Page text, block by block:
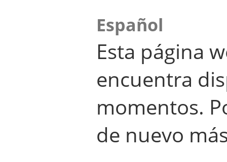
Español
Esta página
encuentra
momentos.
de nuevo